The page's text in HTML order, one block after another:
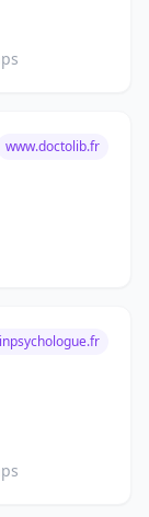
www.doctolib.fr